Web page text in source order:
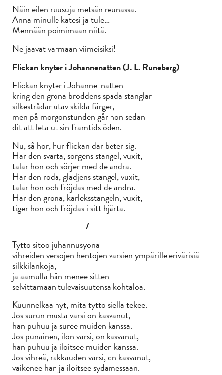
Näin eilen ruusuja metsän reunassa.
Anna minulle kätesi ja tule…
Mennään poimimaan niitä.
Ne jäävät varmaan viimeisiksi!
Flickan knyter i Johannenatten (J. L. Runeberg)
Flickan knyter i Johanne-natten
kring den gröna broddens späda stänglar
silkestrådar utav skilda färger,
men på morgonstunden går hon sedan
dit att leta ut sin framtids öden.
Nu, så hör, hur flickan där beter sig.
Har den svarta, sorgens stängel, vuxit,
talar hon och sörjer med de andra.
Har den röda, glädjens stängel, vuxit,
talar hon och fröjdas med de andra.
Har den gröna, kärleksstängeln, vuxit,
tiger hon och fröjdas i sitt hjärta.
/
Tyttö sitoo juhannusyönä
vihreiden versojen hentojen varsien ympärille erivärisiä
silkkilankoja,
ja aamulla hän menee sitten
selvittämään tulevaisuutensa kohtaloa.
Kuunnelkaa nyt, mitä tyttö siellä tekee.
Jos surun musta varsi on kasvanut,
hän puhuu ja suree muiden kanssa.
Jos punainen, ilon varsi, on kasvanut,
hän puhuu ja iloitsee muiden kanssa.
Jos vihreä, rakkauden varsi, on kasvanut,
vaikenee hän ja iloitsee sydämessään.